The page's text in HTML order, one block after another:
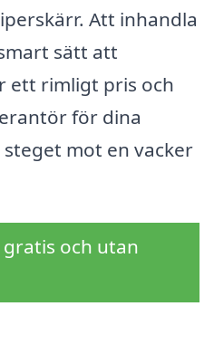
Att inhandla
sätt att
ett rimligt pris och
för dina
mot en vacker
och utan